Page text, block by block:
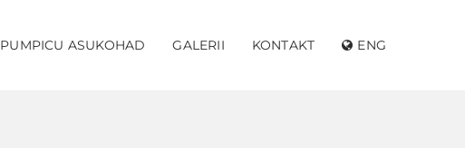
PUMPICU ASUKOHAD GALERII KONTAKT ENG